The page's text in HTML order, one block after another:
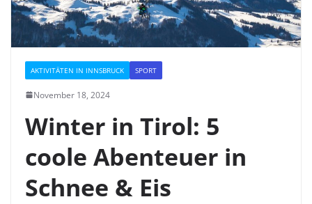
AKTIVITÄTEN IN INNSBRUCK SPORT
November 18, 2024
Winter in Tirol: 5
coole Abenteuer in
Schnee & Eis